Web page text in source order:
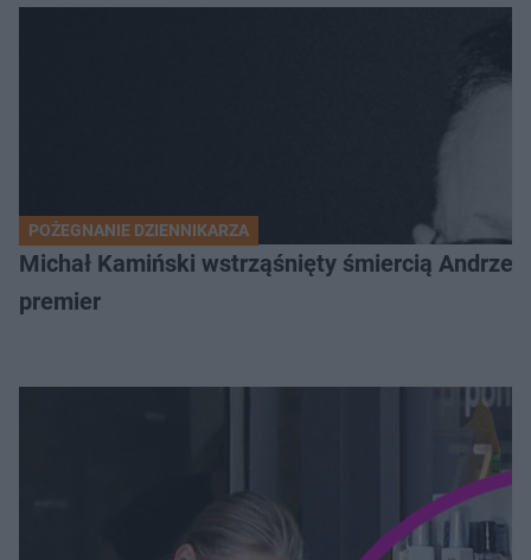
POŻEGNANIE DZIENNIKARZA
Michał Kamiński wstrząśnięty śmiercią
premier